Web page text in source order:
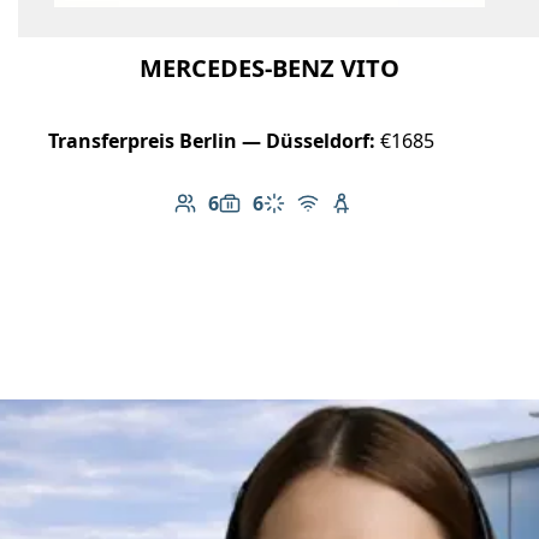
MERCEDES-BENZ VITO
Transferpreis Berlin — Düsseldorf: €1685
6
Anzahl der Passagiere: 6
6
Gepäckkapazität: 6
Klimaanlage
Kostenloses WLAN
Kindersitz verfügbar